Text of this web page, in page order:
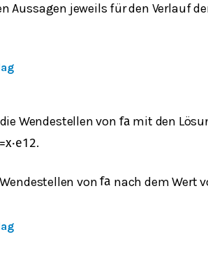
Aussagen jeweils für den Verlauf
Wendestellen von fa mit den
=x⋅e1 2.
vonfa nach dem Wert